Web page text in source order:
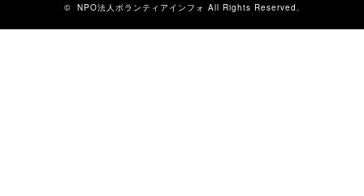
© NPO法人ボランティアインフォ All Rights Reserved.